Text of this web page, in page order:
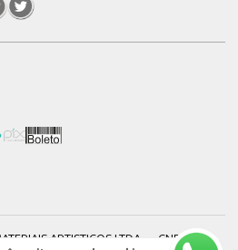
ARTISTICOS LTDA — CNPJ: